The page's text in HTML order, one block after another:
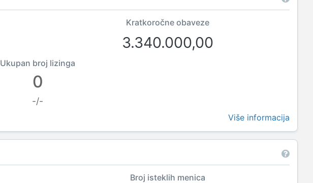
Kratkoročne obaveze
3.340.000,00
Ukupan broj lizinga
0
-/-
Više informacija
Broj isteklih menica